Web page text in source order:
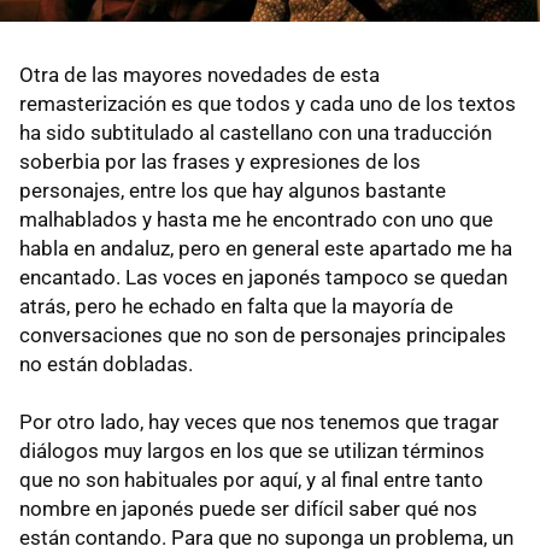
Otra de las mayores novedades de esta
remasterización es que todos y cada uno de los textos
ha sido subtitulado al castellano con una traducción
soberbia por las frases y expresiones de los
personajes, entre los que hay algunos bastante
malhablados y hasta me he encontrado con uno que
habla en andaluz, pero en general este apartado me ha
encantado. Las voces en japonés tampoco se quedan
atrás, pero he echado en falta que la mayoría de
conversaciones que no son de personajes principales
no están dobladas.
Por otro lado, hay veces que nos tenemos que tragar
diálogos muy largos en los que se utilizan términos
que no son habituales por aquí, y al final entre tanto
nombre en japonés puede ser difícil saber qué nos
están contando. Para que no suponga un problema, un